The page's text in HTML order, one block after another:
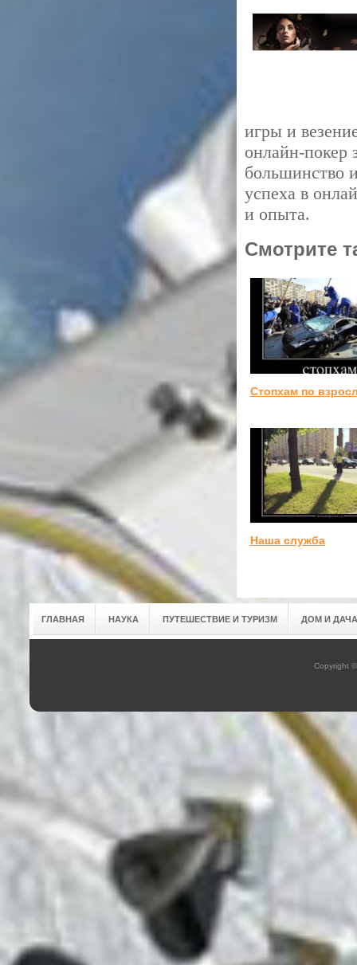
игры и
онлайн-покер
большинство
успеха в
и опыта.
Смотрите
Стопхам по
Наша служба
ГЛАВНАЯ НАУКА ПУТЕШЕСТВИЕ И ТУРИЗМ ДОМ И ДАЧА
Copyright